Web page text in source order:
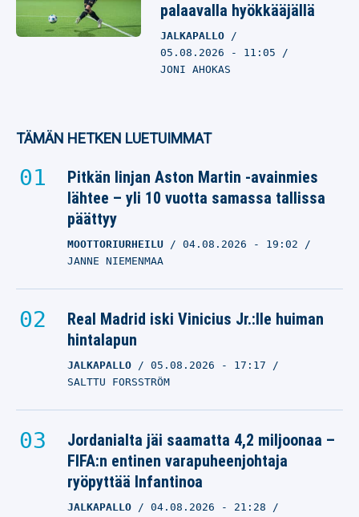
palaavalla hyökkääjällä
JALKAPALLO
05.08.2026 - 11:05
JONI AHOKAS
TÄMÄN HETKEN LUETUIMMAT
Pitkän linjan Aston Martin -avainmies
lähtee – yli 10 vuotta samassa tallissa
päättyy
MOOTTORIURHEILU 04.08.2026 - 19:02
JANNE NIEMENMAA
Real Madrid iski Vinicius Jr.:lle huiman
hintalapun
JALKAPALLO 05.08.2026 - 17:17
SALTTU FORSSTRÖM
Jordanialta jäi saamatta 4,2 miljoonaa –
FIFA:n entinen varapuheenjohtaja
ryöpyttää Infantinoa
JALKAPALLO 04.08.2026 - 21:28